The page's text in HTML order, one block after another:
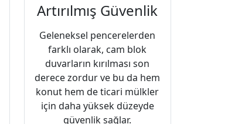
Artırılmış Güvenlik
Geleneksel pencerelerden
farklı olarak, cam blok
duvarların kırılması son
derece zordur ve bu da hem
konut hem de ticari mülkler
için daha yüksek düzeyde
güvenlik sağlar.